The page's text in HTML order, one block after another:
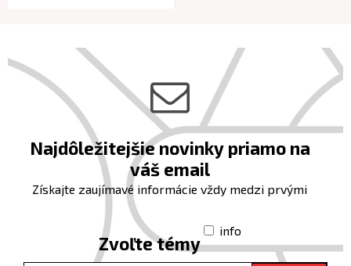
Najdôležitejšie novinky priamo na
váš email
Získajte zaujímavé informácie vždy medzi prvými
Zvoľte témy
info